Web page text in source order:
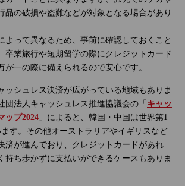
品の破損や盗難などが対象となる場合があり
よって異なるため、事前に確認しておくこと
卒業旅行や短期留学の際にクレジットカード
が一の際に備えられるので安心です。
ッシュレス決済が広がっている地域もありま
団法人キャッシュレス推進協議会の「 キャッ
ップ2024 」によると、韓国・中国は世界第1
す。その他オーストラリアやイギリスなど
済が進んでおり、クレジットカードがあれ
持ち歩かずに支払いができるケースもありま